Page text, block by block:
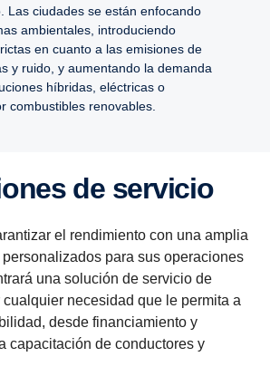
Las ciudades se están enfocando
ambientales, introduciendo
en cuanto a las emisiones de
y ruido, y aumentando la demanda
híbridas, eléctricas o
combustibles renovables.
de servicio
el rendimiento con una amplia
para sus operaciones
una solución de servicio de
necesidad que le permita a
desde financiamiento y
capacitación de conductores y